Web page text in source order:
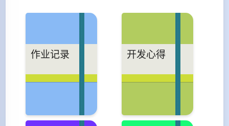
作业记录 开发心得